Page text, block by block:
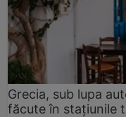
Grecia, sub lupa
făcute în stațiunile